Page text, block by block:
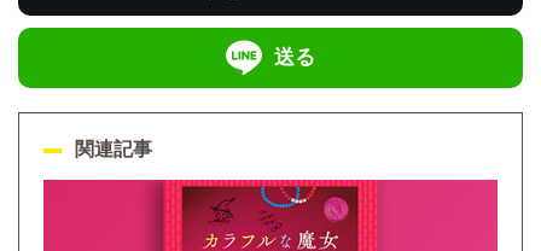
送る
関連記事